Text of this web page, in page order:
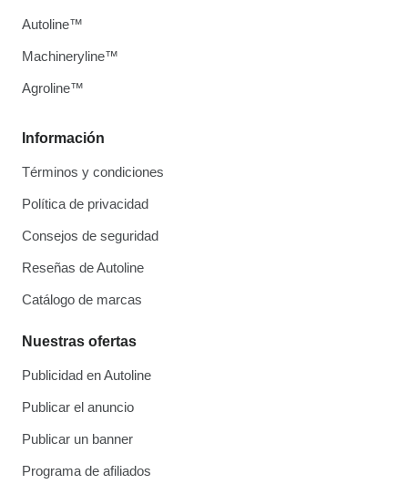
Información
Términos y condiciones
Política de privacidad
Consejos de seguridad
Reseñas de Autoline
Catálogo de marcas
Nuestras ofertas
Publicidad en Autoline
Publicar el anuncio
Publicar un banner
Programa de afiliados
Autoline™
Machineryline™
Agroline™